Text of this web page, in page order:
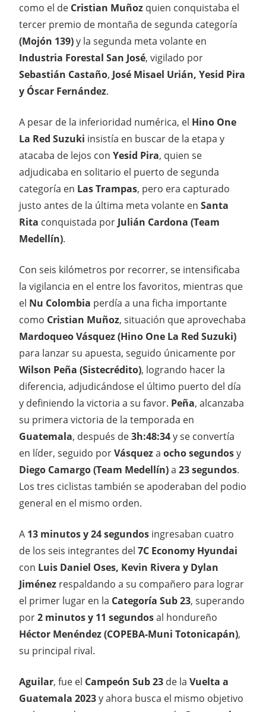
como el de Cristian Muñoz quien conquistaba el
tercer premio de montaña de segunda categoría
(Mojón 139)y la segunda meta volante en
Industria Forestal San José, vigilado por
Sebastián Castaño, José Misael Urián, Yesid Pira
y Óscar Fernández.
A pesar de la inferioridad numérica, el Hino One
La Red Suzuki insistía en buscar de la etapa y
atacaba de lejos con Yesid Pira, quien se
adjudicaba en solitario el puerto de segunda
categoría en Las Trampas, pero era capturado
justo antes de la última meta volante en Santa
Rita conquistada por Julián Cardona (Team
Medellín).
Con seis kilómetros por recorrer, se intensificaba
la vigilancia en el entre los favoritos, mientras que
el Nu Colombia perdía a una ficha importante
como Cristian Muñoz, situación que aprovechaba
Mardoqueo Vásquez (Hino One La Red Suzuki)
para lanzar su apuesta, seguido únicamente por
Wilson Peña (Sistecrédito), logrando hacer la
diferencia, adjudicándose el último puerto del día
y definiendo la victoria a su favor. Peña, alcanzaba
su primera victoria de la temporada en
Guatemala, después de3h:48:34y se convertía
en líder, seguido porVásqueza ocho segundosy
Diego Camargo (Team Medellín)a 23 segundos.
Los tres ciclistas también se apoderaban del podio
general en el mismo orden.
A 13 minutos y 24 segundos ingresaban cuatro
de los seis integrantes del 7C Economy Hyundai
con Luis Daniel Oses, Kevin Rivera y Dylan
Jiménez respaldando a su compañero para lograr
el primer lugar en la Categoría Sub 23, superando
por2 minutos y 11 segundosal hondureño
Héctor Menéndez (COPEBA-Muni Totonicapán),
su principal rival.
Aguilar, fue el Campeón Sub 23 de la Vuelta a
Guatemala 2023y ahora busca el mismo objetivo